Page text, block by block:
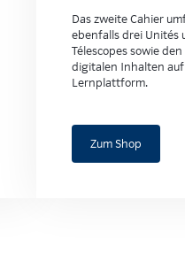
Das zweite Cahier
ebenfalls drei Unités
Télescopes sowie
digitalen Inhalten
Lernplattform.
Zum Shop